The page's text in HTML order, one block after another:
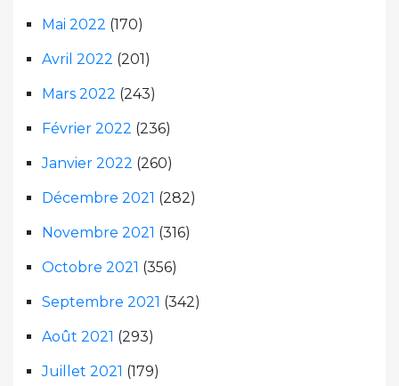
Mai 2022 (170)
Avril 2022 (201)
Mars 2022 (243)
Février 2022 (236)
Janvier 2022 (260)
Décembre 2021 (282)
Novembre 2021 (316)
Octobre 2021 (356)
Septembre 2021 (342)
Août 2021 (293)
Juillet 2021 (179)